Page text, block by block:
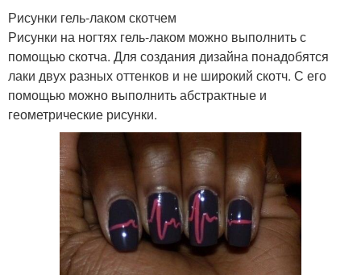
Рисунки гель-лаком скотчем
Рисунки на ногтях гель-лаком можно выполнить с
помощью скотча. Для создания дизайна понадобятся
лаки двух разных оттенков и не широкий скотч. С его
помощью можно выполнить абстрактные и
геометрические рисунки.